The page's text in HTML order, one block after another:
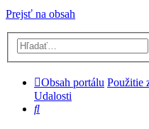
Prejsť na obsah
Obsah portálu Použitie
Udalosti
Hľadať